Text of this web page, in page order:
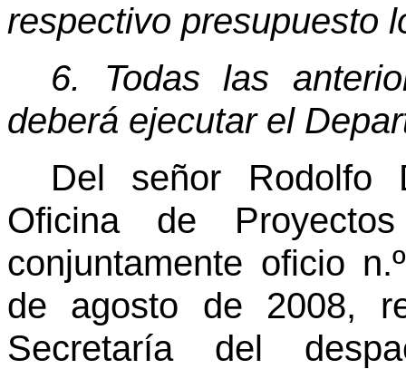
respectivo presupuesto
6. Todas las
deberá ejecutar el
Del señor Rodolfo
Oficina de
conjuntamente oficio
de agosto de 2008,
Secretaría del